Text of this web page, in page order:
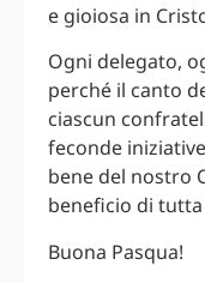
e gioiosa in
Ogni delegato,
perché il canto
ciascun
feconde
bene del nostro
beneficio di tutta
Buona Pasqua!